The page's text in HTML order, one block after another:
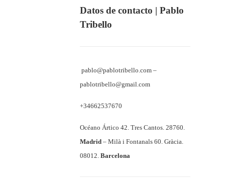
Tribello
Fotógrafo
Datos de contacto | Pablo
Tribello
pablo@pablotribello.com –
pablotribello@gmail.com
+34662537670
Océano Ártico 42. Tres Cantos. 28760.
Madrid –Milà i Fontanals 60. Gràcia.
08012.Barcelona